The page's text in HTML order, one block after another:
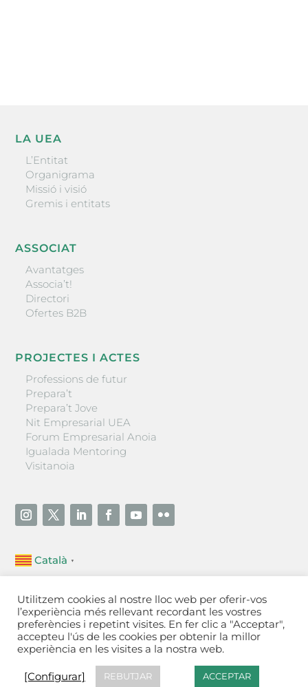
LA UEA
L’Entitat
Organigrama
Missió i visió
Gremis i entitats
ASSOCIAT
Avantatges
Associa’t!
Directori
Ofertes B2B
PROJECTES I ACTES
Professions de futur
Prepara’t
Prepara’t Jove
Nit Empresarial UEA
Forum Empresarial Anoia
Igualada Mentoring
Visitanoia
Català ▼
Unió Empresarial de l’Anoia (UEA)
Ctra. de Manresa, 131, 08700 – Igualada(Barcelona)
Tel 93 805 22 92
Contactar
de cookies [Configurar]
Utilitzem cookies al nostre lloc web per oferir-vos
l’experiència més rellevant recordant les vostres
preferències i repetint visites. En fer clic a "Acceptar",
accepteu l'ús de les cookies per obtenir la millor
experiència en les visites a la nostra web.
[Configurar] REBUTJAR ACCEPTAR